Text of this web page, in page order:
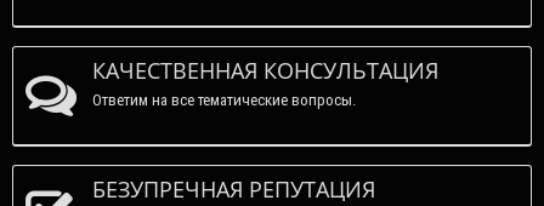
КАЧЕСТВЕННАЯ КОНСУЛЬТАЦИЯ
Ответим на все тематические вопросы.
БЕЗУПРЕЧНАЯ РЕПУТАЦИЯ